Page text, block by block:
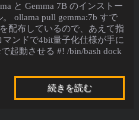
と Gemma 7B のインストー
ollama pull gemma:7b すで
配布しているので、あえて指
ンドで4bit量子化仕様が手に
起動させる #! /bin/bash dock
続きを読む